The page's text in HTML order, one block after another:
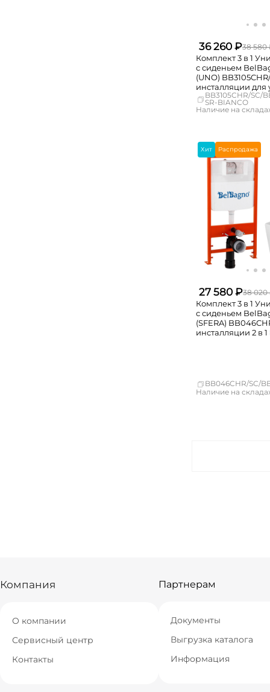
36 260 ₽38 580
Комплект 3 в 1
с сиденьем
(UNO)
инсталляции для
BelBagno BB002-80 с
смыва BB014-SR-
BB3105CHR/SC/
SR-BIANCO
Наличие на
Краснодар
Новосибирск
Екатеринбург
Хит Распродажа
27 580 ₽38 020
Комплект 3 в 1
с сиденьем
(SFERA)
инсталляции 2 в
BB046CHR/SC/
Наличие на
Компания
О компании
Сервисный центр
Контакты
Партнерам
Документы
Выгрузка каталога
Информация